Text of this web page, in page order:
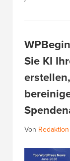
Sie KI
Von Redaktion